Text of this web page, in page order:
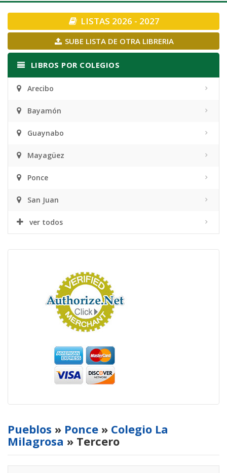
LISTAS 2026 - 2027
SUBE LISTA DE OTRA LIBRERIA
LIBROS POR COLEGIOS
Arecibo
Bayamón
Guaynabo
Mayagüez
Ponce
San Juan
ver todos
Pueblos » Ponce » Colegio La
Milagrosa » Tercero